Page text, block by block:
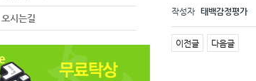
오시는길
작성자 태백감정평가
이전글 다음글